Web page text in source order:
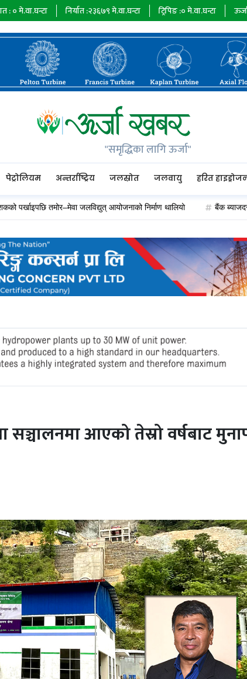
निर्यात :२३६७९मे.वा.घन्टा ट्रिपिङ :० मे.वा.घन्टा ऊर्जा माग : ७३४८५
"समृद्धिका लागि ऊर्जा"
पेट्रोलियम अन्तर्राष्ट्रिय जलस्रोत जलवायु हरित
तमोर–मेवा जलविद्युत् आयोजनाको निर्माण थालियो बैंक ब्याजदर घट्दा
सञ्चालनमा आएको तेस्रो वर्षबाट